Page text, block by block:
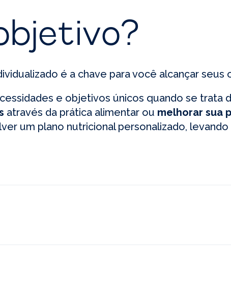
é a chave para você alcançar
e objetivos únicos quando se trata
através da prática alimentar ou melhorar sua
um plano nutricional personalizado,